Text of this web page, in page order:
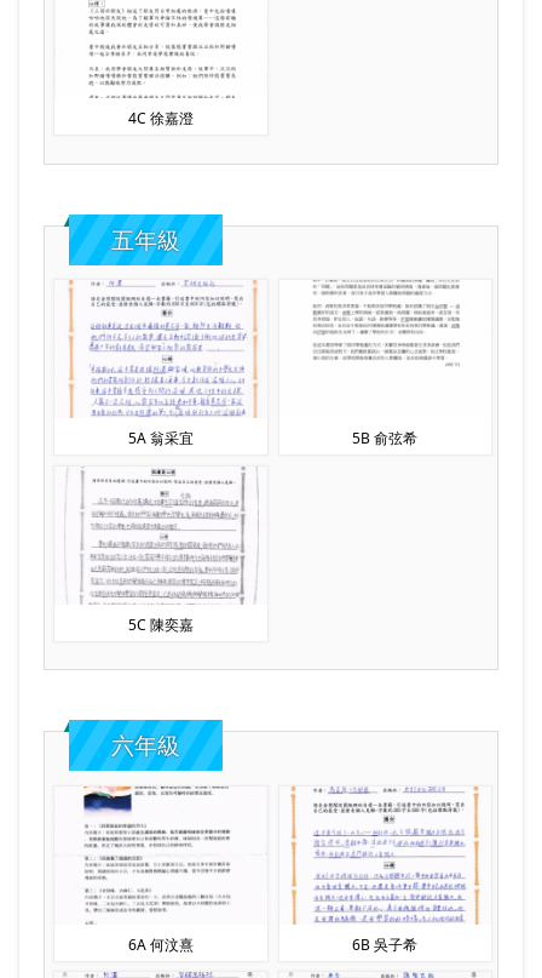
4C 徐嘉澄
五年級
5A 翁采宜 5B 俞弦希
5C 陳奕嘉
六年級
6A 何汶熹 6B 吳子希